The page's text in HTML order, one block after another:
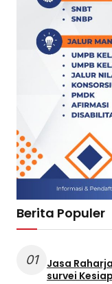
Berita Populer
01
Jasa
survei